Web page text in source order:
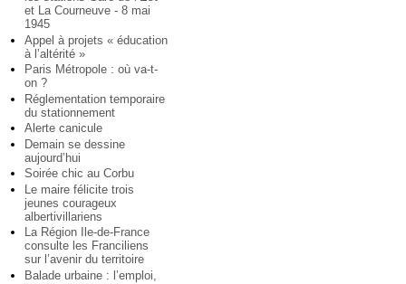
et La Courneuve - 8 mai
1945
Appel à projets « éducation
à l’altérité »
Paris Métropole : où va-t-
on ?
Réglementation temporaire
du stationnement
Alerte canicule
Demain se dessine
aujourd’hui
Soirée chic au Corbu
Le maire félicite trois
jeunes courageux
albertivillariens
La Région Ile-de-France
consulte les Franciliens
sur l’avenir du territoire
Balade urbaine : l’emploi,